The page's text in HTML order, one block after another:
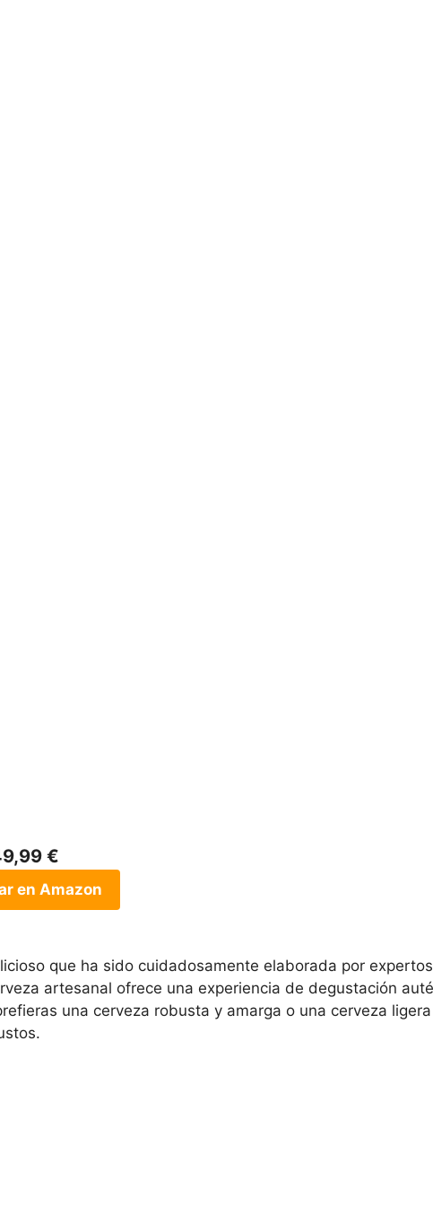
€
en Amazon
que ha sido cuidadosamente elaborada por expertos
artesanal ofrece una experiencia de degustación
una cerveza robusta y amarga o una cerveza